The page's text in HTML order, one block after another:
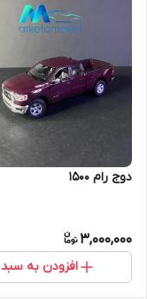
دوج‌ رام ۱۵۰۰
3,000,000
افزودن به سبد